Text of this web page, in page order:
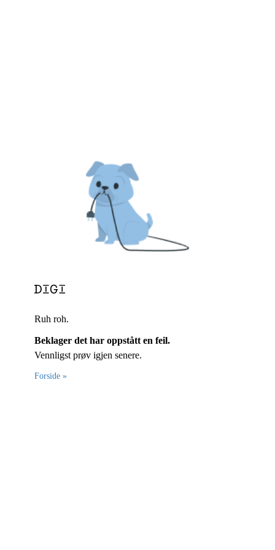
Ruh roh.
Beklager det har oppstått en feil.
Vennligst prøv igjen senere.
Forside »